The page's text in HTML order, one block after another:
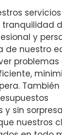
y
de nuestro
También
y sin
nuestros